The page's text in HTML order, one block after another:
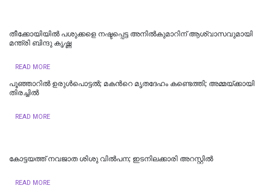
തീക്കോയിയില്‍ പശുക്കളെ നഷ്ടപ്പെട്ട അനിൽകുമാറിന് ആശ്വാസവുമായി
മന്ത്രി ബിന്ദു കൃഷ്ണ
READ MORE
പൂഞ്ഞാറില്‍ ഉരുൾപൊട്ടൽ; മകന്‍റെ മൃതദേഹം കണ്ടെത്തി; അമ്മയ്ക്കായി
തിരച്ചിൽ
READ MORE
കോട്ടയത്ത് നവജാത ശിശു വില്‍പന; ഇടനിലക്കാരി അറസ്റ്റില്‍
READ MORE